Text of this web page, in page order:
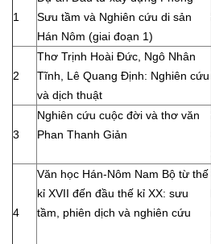
1
Sưu tầm và Nghiên cứu di sản
Hán Nôm (giai đoạn 1)
2
Thơ Trịnh Hoài Đức, Ngô Nhân
Tĩnh, Lê Quang Định: Nghiên cứu
và dịch thuật
3
Nghiên cứu cuộc đời và thơ văn
Phan Thanh Giản
4
Văn học Hán-Nôm Nam Bộ từ thế
kỉ XVII đến đầu thế kỉ XX: sưu
tầm, phiên dịch và nghiên cứu